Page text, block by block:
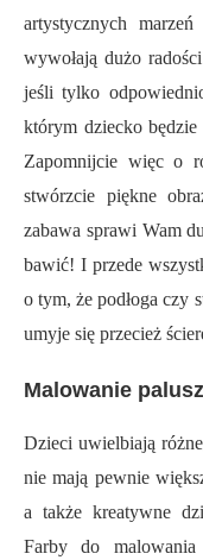
artystycznych
wywołają dużo
jeśli tylko
którym dziecko będzie
Zapomnijcie więc o
stwórzcie piękne
zabawa sprawi Wam
bawić! I przede
o tym, że podłoga czy
umyje się przecież
Malowanie
Dzieci uwielbiają
nie mają pewnie
a także kreatywne
Farby do